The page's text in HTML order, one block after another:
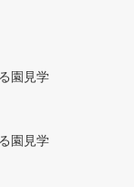
園見学
園見学